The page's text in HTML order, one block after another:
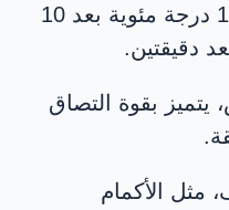
الأسود عند درجة حرارة 121 درجة مئوية بعد 10
بقوة التصاق
مثل الأكمام